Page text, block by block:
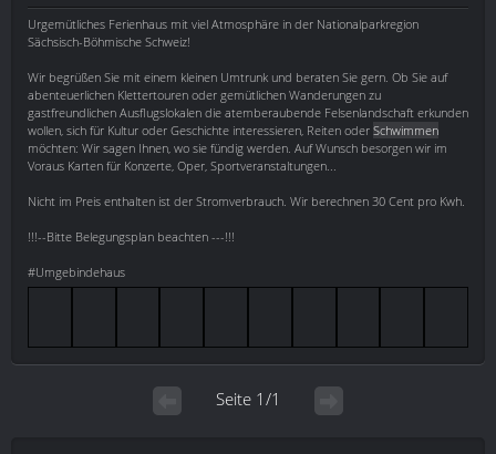
Urgemütliches Ferienhaus mit viel Atmosphäre in der Nationalparkregion
Sächsisch-Böhmische Schweiz!
Wir begrüßen Sie mit einem kleinen Umtrunk und beraten Sie gern. Ob Sie auf
abenteuerlichen Klettertouren oder gemütlichen Wanderungen zu
gastfreundlichen Ausflugslokalen die atemberaubende Felsenlandschaft erkunden
wollen, sich für Kultur oder Geschichte interessieren, Reiten oder Schwimmen
möchten: Wir sagen Ihnen, wo sie fündig werden. Auf Wunsch besorgen wir im
Voraus Karten für Konzerte, Oper, Sportveranstaltungen...
Nicht im Preis enthalten ist der Stromverbrauch. Wir berechnen 30 Cent pro Kwh.
!!!--Bitte Belegungsplan beachten ---!!!
#Umgebindehaus
Seite 1/1